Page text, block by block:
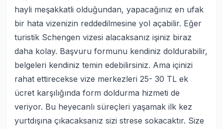
hayli meşakkatli olduğundan, yapacağınız en ufak
bir hata vizenizin reddedilmesine yol açabilir. Eğer
turistik Schengen vizesi alacaksanız işiniz biraz
daha kolay. Başvuru formunu kendiniz doldurabilir,
belgeleri kendiniz temin edebilirsiniz. Ama içinizi
rahat ettirecekse vize merkezleri 25- 30 TL ek
ücret karşılığında form doldurma hizmeti de
veriyor. Bu heyecanlı süreçleri yaşamak ilk kez
yurtdışına çıkacaksanız sizi strese sokacaktır. Size